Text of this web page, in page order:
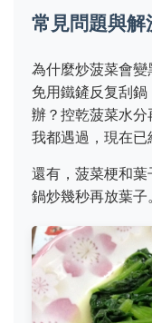
常見問題與解
為什麼炒菠菜會
免用鐵鏟反复刮
辦？控乾菠菜水
我都遇過，現在已
還有，菠菜梗和
鍋炒幾秒再放葉子